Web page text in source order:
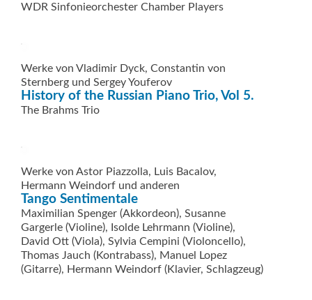
WDR Sinfonieorchester Chamber Players
Werke von Vladimir Dyck, ­Constantin von
Sternberg und Sergey Youferov
History of the Russian Piano Trio, Vol 5.
The Brahms Trio
Werke von Astor Piazzolla, Luis Bacalov,
Hermann Weindorf und anderen
Tango Sentimentale
Maximilian Spenger (Akkordeon), Susanne
Gargerle (Violine), Isolde Lehrmann (Violine),
David Ott (Viola), Sylvia Cempini (Violoncello),
Thomas Jauch (Kontrabass), Manuel Lopez
(Gitarre), Hermann Weindorf (Klavier, Schlagzeug)